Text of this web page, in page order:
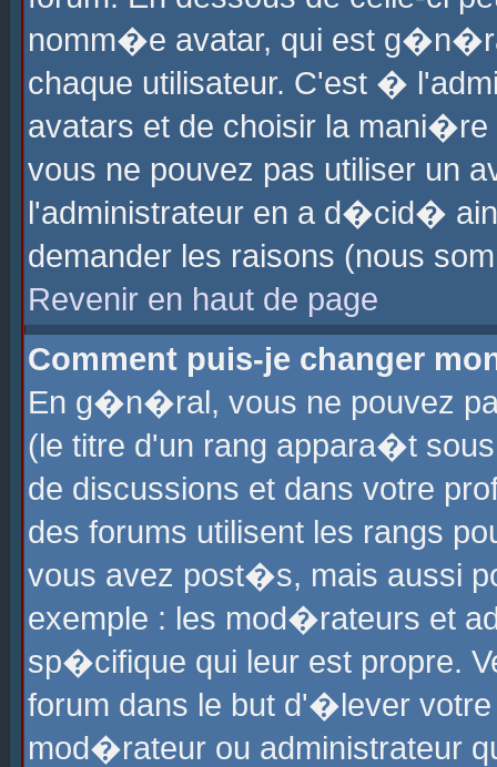
nomm�e avatar, qui est
chaque utilisateur. C'est �
avatars et de choisir la
vous ne pouvez pas utiliser un
l'administrateur en a d�cid�
demander les raisons (nous
Revenir en haut de page
Comment puis-je changer
En g�n�ral, vous ne pouvez
(le titre d'un rang appara�t
de discussions et dans votre
des forums utilisent les rangs
vous avez post�s, mais aussi
exemple : les mod�rateurs et
sp�cifique qui leur est propre.
forum dans le but d'�lever
mod�rateur ou administrateur